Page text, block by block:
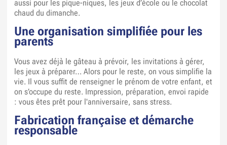
aussi pour les pique-niques, les jeux d’école ou le chocolat
chaud du dimanche.
Une organisation simplifiée pour les
parents
Vous avez déjà le gâteau à prévoir, les invitations à gérer,
les jeux à préparer… Alors pour le reste, on vous simplifie la
vie. Il vous suffit de renseigner le prénom de votre enfant, et
on s’occupe du reste. Impression, préparation, envoi rapide
: vous êtes prêt pour l'anniversaire, sans stress.
Fabrication française et démarche
responsable